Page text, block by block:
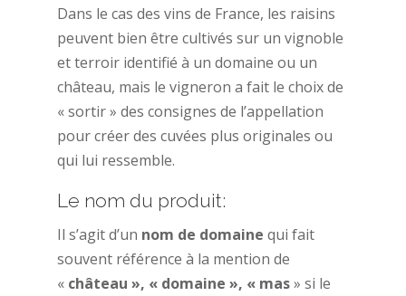
Dans le cas des vins de France, les raisins
peuvent bien être cultivés sur un vignoble
et terroir identifié à un domaine ou un
château, mais le vigneron a fait le choix de
« sortir » des consignes de l’appellation
pour créer des cuvées plus originales ou
qui lui ressemble.
Le nom du produit:
Il s’agit d’un nom de domaine qui fait
souvent référence à la mention de
« château », « domaine », « mas» si le